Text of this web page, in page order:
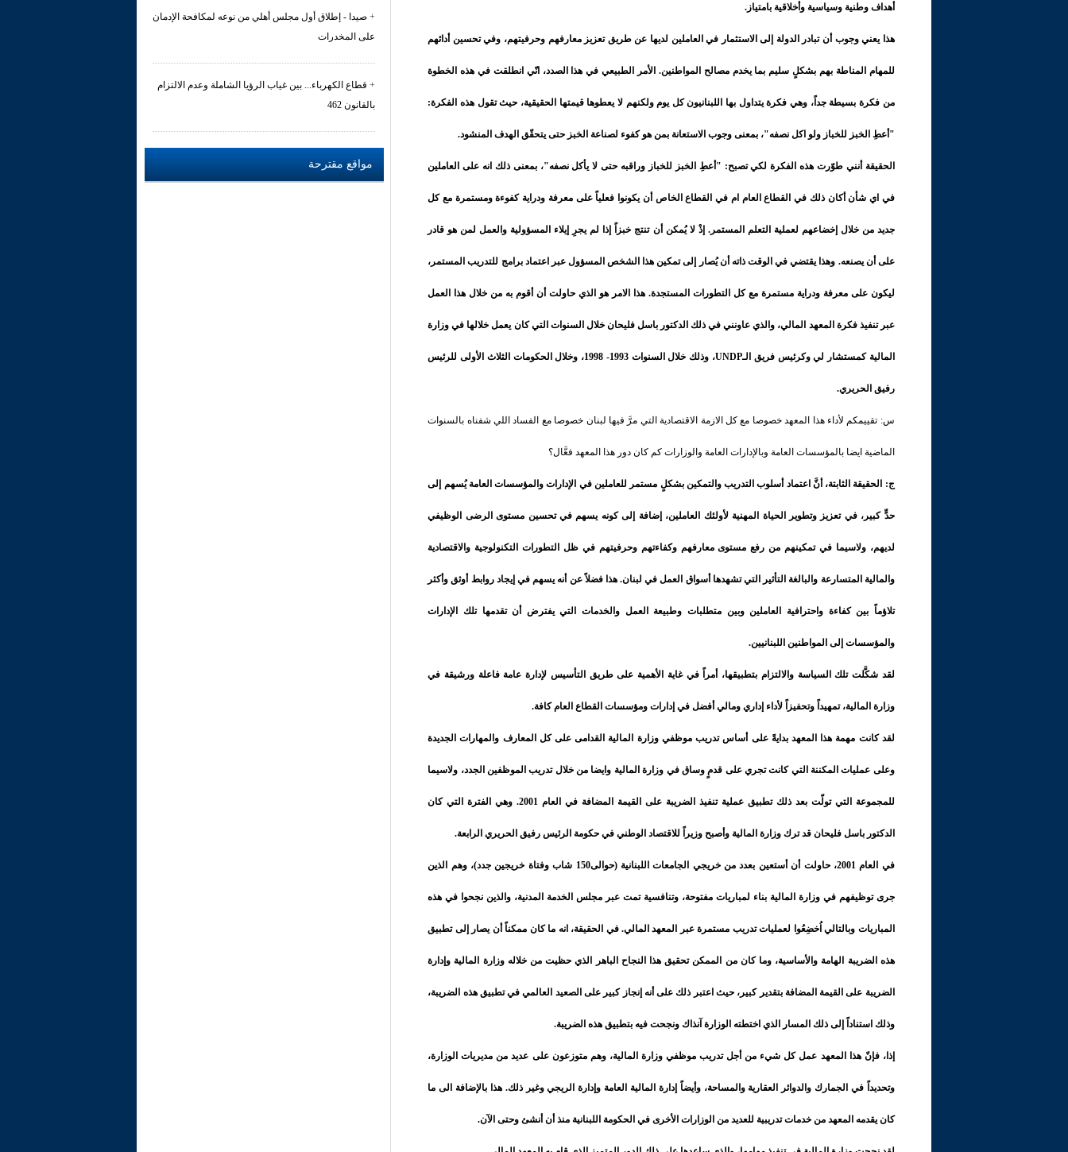
أهداف وطنية وسياسية وأخلاقية بامتياز.
هذا يعني وجوب أن تبادر الدولة إلى الاستثمار في العاملين لديها عن طريق تعزيز معارفهم وحرفيتهم، وفي تحسين أدائهم
للمهام المناطة بهم بشكلٍ سليم بما يخدم مصالح المواطنين. الأمر الطبيعي في هذا الصدد، انّي انطلقت في هذه الخطوة
من فكرة بسيطة جداً، وهي فكرة يتداول بها اللبنانيون كل يوم ولكنهم لا يعطوها قيمتها الحقيقية، حيث تقول هذه الفكرة:
"أعطِ الخبز للخباز ولو اكل نصفه"، بمعنى وجوب الاستعانة بمن هو كفوء لصناعة الخبز حتى يتحقّق الهدف المنشود.
الحقيقة أنني طوّرت هذه الفكرة لكي تصبح: "أعطِ الخبز للخباز وراقبه حتى لا يأكل نصفه"، بمعنى ذلك انه على العاملين
في اي شأن أكان ذلك في القطاع العام ام في القطاع الخاص أن يكونوا فعلياً على معرفة ودراية كفوءة ومستمرة مع كل
جديد من خلال إخضاعهم لعملية التعلم المستمر. إذْ لا يُمكن أن تنتج خبزاً إذا لم يجرِ إيلاء المسؤولية والعمل لمن هو قادر
على أن يصنعه. وهذا يقتضي في الوقت ذاته أن يُصار إلى تمكين هذا الشخص المسؤول عبر اعتماد برامج للتدريب المستمر،
ليكون على معرفة ودراية مستمرة مع كل التطورات المستجدة. هذا الامر هو الذي حاولت أن أقوم به من خلال هذا العمل
عبر تنفيذ فكرة المعهد المالي، والذي عاونني في ذلك الدكتور باسل فليحان خلال السنوات التي كان يعمل خلالها في وزارة
المالية كمستشار لي وكرئيس فريق الـUNDP، وذلك خلال السنوات 1993- 1998، وخلال الحكومات الثلاث الأولى للرئيس
رفيق الحريري.
س: تقييمكم لأداء هذا المعهد خصوصا مع كل الازمة الاقتصادية التي مرَّ فيها لبنان خصوصا مع الفساد اللي شفناه بالسنوات
الماضية ايضا بالمؤسسات العامة وبالإدارات العامة والوزارات كم كان دور هذا المعهد فعَّال؟
ج: الحقيقة الثابتة، أنَّ اعتماد أسلوب التدريب والتمكين بشكلٍ مستمر للعاملين في الإدارات والمؤسسات العامة يُسهم إلى
حدٍّ كبير، في تعزيز وتطوير الحياة المهنية لأولئك العاملين، إضافة إلى كونه يسهم في تحسين مستوى الرضى الوظيفي
لديهم، ولاسيما في تمكينهم من رفع مستوى معارفهم وكفاءتهم وحرفيتهم في ظل التطورات التكنولوجية والاقتصادية
والمالية المتسارعة والبالغة التأثير التي تشهدها أسواق العمل في لبنان. هذا فضلاً عن أنه يسهم في إيجاد روابط أوثق وأكثر
تلاؤماً بين كفاءة واحترافية العاملين وبين متطلبات وطبيعة العمل والخدمات التي يفترض أن تقدمها تلك الإدارات
والمؤسسات إلى المواطنين اللبنانيين.
لقد شكَّلت تلك السياسة والالتزام بتطبيقها، أمراً في غاية الأهمية على طريق التأسيس لإدارة عامة فاعلة ورشيقة في
وزارة المالية، تمهيداً وتحفيزاً لأداء إداري ومالي أفضل في إدارات ومؤسسات القطاع العام كافة.
لقد كانت مهمة هذا المعهد بدايةً على أساس تدريب موظفي وزارة المالية القدامى على كل المعارف والمهارات الجديدة
وعلى عمليات المكننة التي كانت تجري على قدمٍ وساق في وزارة المالية وايضا من خلال تدريب الموظفين الجدد، ولاسيما
للمجموعة التي تولّت بعد ذلك تطبيق عملية تنفيذ الضريبة على القيمة المضافة في العام 2001. وهي الفترة التي كان
الدكتور باسل فليحان قد ترك وزارة المالية وأصبح وزيراً للاقتصاد الوطني في حكومة الرئيس رفيق الحريري الرابعة.
في العام 2001، حاولت أن أستعين بعدد من خريجي الجامعات اللبنانية (حوالى150 شاب وفتاة خريجين جدد)، وهم الذين
جرى توظيفهم في وزارة المالية بناء لمباريات مفتوحة، وتنافسية تمت عبر مجلس الخدمة المدنية، والذين نجحوا في هذه
المباريات وبالتالي اُخضِعُوا لعمليات تدريب مستمرة عبر المعهد المالي. في الحقيقة، انه ما كان ممكناً أن يصار إلى تطبيق
هذه الضريبة الهامة والأساسية، وما كان من الممكن تحقيق هذا النجاح الباهر الذي حظيت من خلاله وزارة المالية وإدارة
الضريبة على القيمة المضافة بتقدير كبير، حيث اعتبر ذلك على أنه إنجاز كبير على الصعيد العالمي في تطبيق هذه الضريبة،
وذلك استناداً إلى ذلك المسار الذي اختطته الوزارة آنذاك ونجحت فيه بتطبيق هذه الضريبة.
إذا، فإنّ هذا المعهد عمل كل شيء من أجل تدريب موظفي وزارة المالية، وهم متوزعون على عديد من مديريات الوزارة،
وتحديداً في الجمارك والدوائر العقارية والمساحة، وأيضاً إدارة المالية العامة وإدارة الريجي وغير ذلك. هذا بالإضافة الى ما
كان يقدمه المعهد من خدمات تدريبية للعديد من الوزارات الأخرى في الحكومة اللبنانية منذ أن أنشئ وحتى الآن.
صيدا - إطلاق أول مجلس أهلي من نوعه لمكافحة الإدمان
على المخدرات
قطاع الكهرباء... بين غياب الرؤيا الشاملة وعدم الالتزام
بالقانون 462
مواقع مقترحة